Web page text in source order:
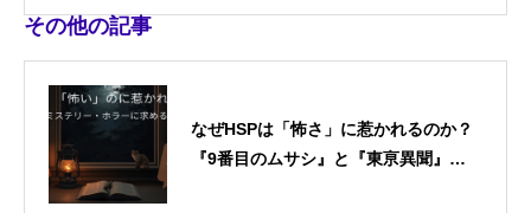
その他の記事
なぜHSPは「怖さ」に惹かれるのか？
『9番目のムサシ』と『東亰異聞』に